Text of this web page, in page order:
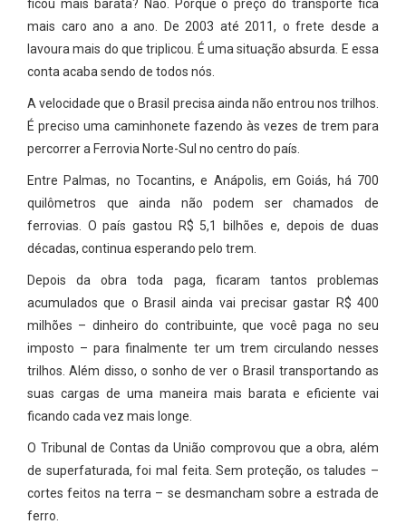
ficou mais barata? Não. Porque o preço do transporte fica
mais caro ano a ano. De 2003 até 2011, o frete desde a
lavoura mais do que triplicou. É uma situação absurda. E essa
conta acaba sendo de todos nós.
A velocidade que o Brasil precisa ainda não entrou nos trilhos.
É preciso uma caminhonete fazendo às vezes de trem para
percorrer a Ferrovia Norte-Sul no centro do país.
Entre Palmas, no Tocantins, e Anápolis, em Goiás, há 700
quilômetros que ainda não podem ser chamados de
ferrovias. O país gastou R$ 5,1 bilhões e, depois de duas
décadas, continua esperando pelo trem.
Depois da obra toda paga, ficaram tantos problemas
acumulados que o Brasil ainda vai precisar gastar R$ 400
milhões – dinheiro do contribuinte, que você paga no seu
imposto – para finalmente ter um trem circulando nesses
trilhos. Além disso, o sonho de ver o Brasil transportando as
suas cargas de uma maneira mais barata e eficiente vai
ficando cada vez mais longe.
O Tribunal de Contas da União comprovou que a obra, além
de superfaturada, foi mal feita. Sem proteção, os taludes –
cortes feitos na terra – se desmancham sobre a estrada de
ferro.